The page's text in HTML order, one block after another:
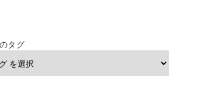
タグ